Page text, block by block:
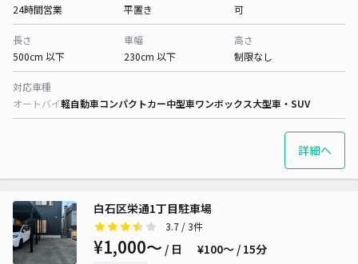
24時間営業
平置き
可
長さ
500cm 以下
車幅
230cm 以下
高さ
制限なし
対応車種
オートバイ軽自動車コンパクトカー中型車ワンボックス大型車・SUV
詳細へ
白石区栄通1丁目駐車場
3.7 / 3件
¥1,000〜 / 日 ¥100〜 / 15分